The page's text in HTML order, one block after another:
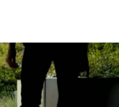
Mondiali calcio 2026